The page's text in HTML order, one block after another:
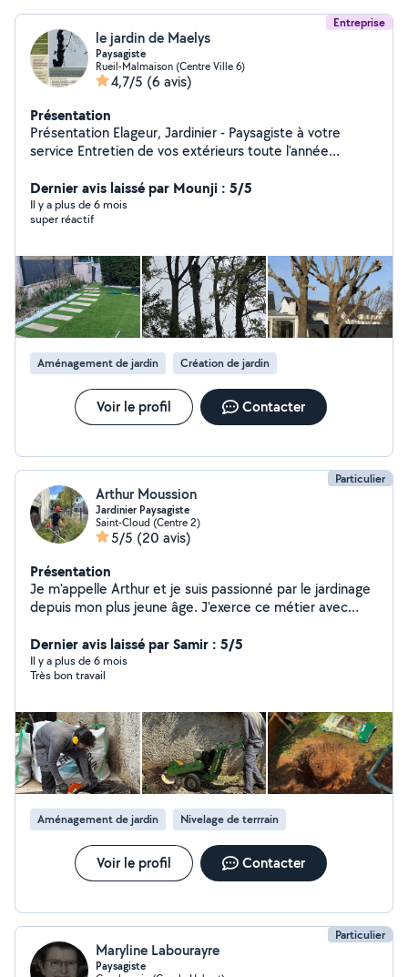
Entreprise
le jardin de Maelys
Paysagiste
Rueil-Malmaison (Centre Ville 6)
4,7/5 (6 avis)
Présentation
Présentation Elageur, Jardinier - Paysagiste à votre
service Entretien de vos extérieurs toute l'année
mes services pour prendre soin de vos espaces verts et
de vos extérieurs. J'interviens pour l'entretien régulier ou
ponctuel, en m'adaptant à vos besoins et à votre
le souci du détail et du travail bien fait. Déplacement sur
Paris intra-muros et toute la banlieue parisienne
Disponible 7j/7, du lundi au dimanche Devis gratuit sur
simple demande Réponse rapide
Dernier avis laissé par Mounji : 5/5
Il y a plus de 6 mois
super réactif
Aménagement de jardin Création de jardin
Voir le profil Contacter
Particulier
Arthur Moussion
Jardinier Paysagiste
Saint-Cloud (Centre 2)
5/5 (20 avis)
Présentation
Je m'appelle Arthur et je suis passionné par le jardinage
depuis mon plus jeune âge. J'exerce ce métier avec
et attentif aux moindres détails, je m'assure que chaque
réalisation soit soignée, propre et conforme à vos
attentes. Mes prestations sont éligibles au crédit
remboursement de 50 % du montant du devis.
Dernier avis laissé par Samir : 5/5
Il y a plus de 6 mois
Très bon travail
Aménagement de jardin Nivelage de terrrain
Voir le profil Contacter
Particulier
Maryline Labourayre
Paysagiste